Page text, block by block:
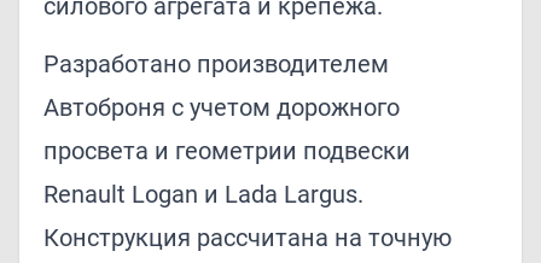
силового агрегата и крепежа.
Разработано производителем
Автоброня с учетом дорожного
просвета и геометрии подвески
Renault Logan и Lada Largus.
Конструкция рассчитана на точную